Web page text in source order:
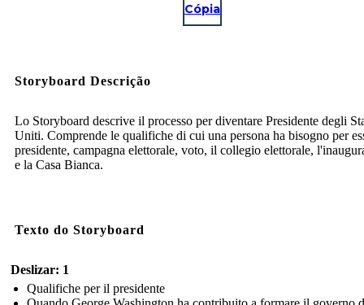
Cópia
Storyboard Descrição
Lo Storyboard descrive il processo per diventare Presidente degli
Uniti. Comprende le qualifiche di cui una persona ha bisogno per
presidente, campagna elettorale, voto, il collegio elettorale,
e la Casa Bianca.
Texto do Storyboard
Deslizar: 1
Qualifiche per il presidente